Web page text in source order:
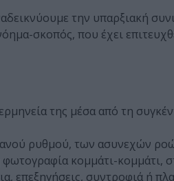
την υπαρξιακή
σκοπός, που έχει
της μέσα από τη
ρυθμού, των ασυνεχών
κομμάτι-κομμάτι,
επεξηγήσεις, συντροφιά ή